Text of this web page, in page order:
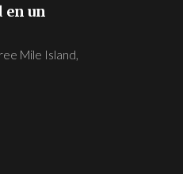
un
Mile Island,